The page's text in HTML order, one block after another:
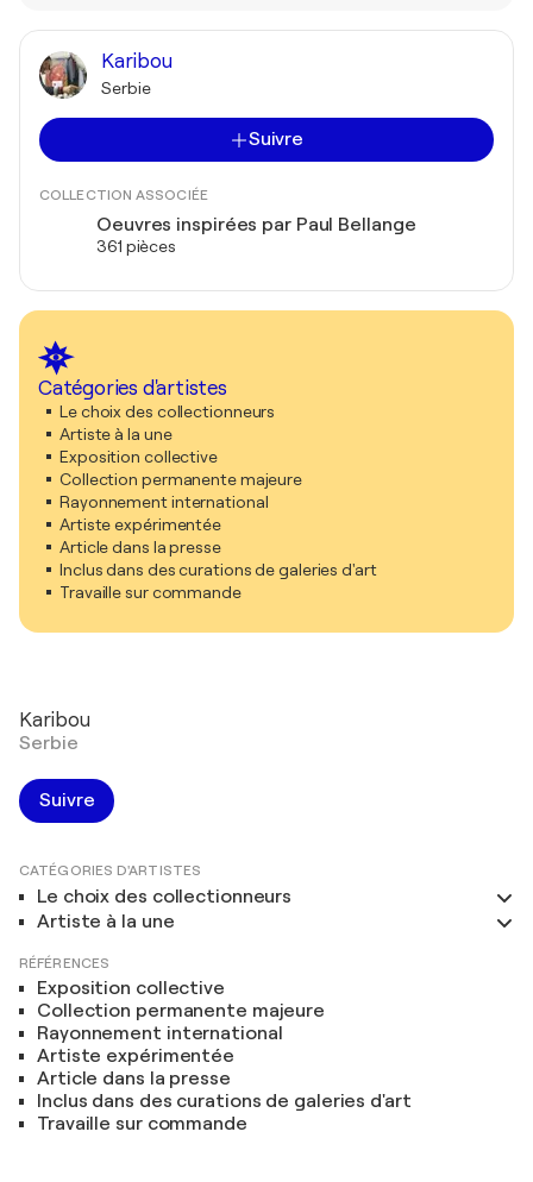
Karibou
Serbie
Suivre
COLLECTION ASSOCIÉE
Oeuvres inspirées par Paul Bellange
361 pièces
Catégories d'artistes
Le choix des collectionneurs
Artiste à la une
Exposition collective
Collection permanente majeure
Rayonnement international
Artiste expérimentée
Article dans la presse
Inclus dans des curations de galeries d'art
Travaille sur commande
Karibou
Serbie
Suivre
CATÉGORIES D'ARTISTES
Le choix des collectionneurs
Artiste à la une
RÉFÉRENCES
Exposition collective
Collection permanente majeure
Rayonnement international
Artiste expérimentée
Article dans la presse
Inclus dans des curations de galeries d'art
Travaille sur commande